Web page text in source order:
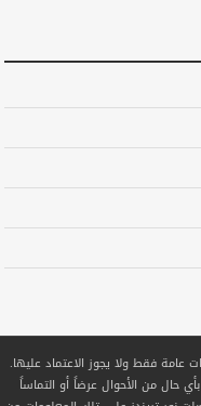
فقط ولا يجوز الاعتماد عليها.
حال من الأحوال عرضاً أو التماساً